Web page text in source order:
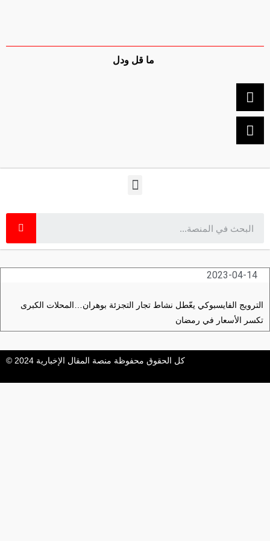
ما قل ودل
2023-04-14
الترويج الفايسبوكي يعّطل نشاط تجار التجزئة بوهران…المحلات الكبرى
تكسر الأسعار في رمضان
كل الحقوق محفوظة منصة المقال الإخبارية 2024 ©